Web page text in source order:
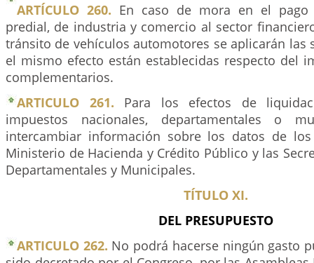
ARTÍCULO 260. En caso de mora en el
predial, de industria y comercio al sector
tránsito de vehículos automotores se aplicarán las
el mismo efecto están establecidas respecto del
complementarios.
ARTICULO 261. Para los efectos de
impuestos nacionales, departamentales o
intercambiar información sobre los datos de
Ministerio de Hacienda y Crédito Público y las
Departamentales y Municipales.
TÍTULO XI.
DEL PRESUPUESTO
ARTICULO 262. No podrá hacerse ningún gasto